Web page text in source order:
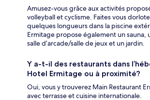
Amusez-vous grâce aux activités
volleyball et cyclisme. Faites vous
quelques longueurs dans la piscine
Ermitage propose également un sauna,
salle d’arcade/salle de jeux et un jardin.
Y a-t-il des restaurants dans
Hotel Ermitage ou à proximité?
Oui, vous y trouverez Main Restaurant
avec terrasse et cuisine internationale.